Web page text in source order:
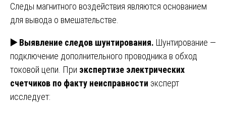
Следы магнитного воздействия являются основанием
для вывода о вмешательстве.
▶️Выявление следов шунтирования. Шунтирование —
подключение дополнительного проводника в обход
токовой цепи. При экспертизе электрических
счетчиков по факту неисправности эксперт
исследует: